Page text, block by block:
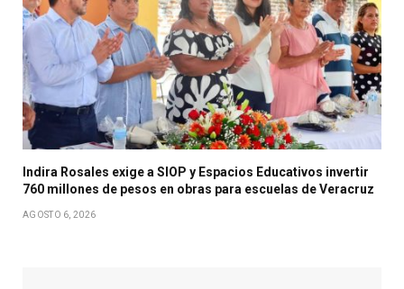
Indira Rosales exige a SIOP y Espacios Educativos invertir
760 millones de pesos en obras para escuelas de Veracruz
AGOSTO 6, 2026